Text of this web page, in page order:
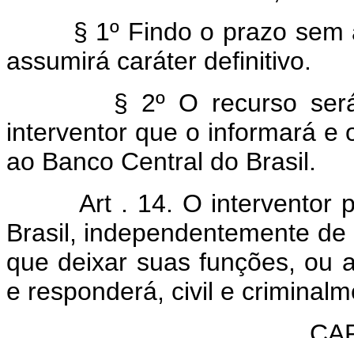
§ 1º Findo o prazo sem a
assumirá caráter definitivo.
§ 2º O recurso será
interventor que o informará e
ao Banco Central do Brasil.
Art . 14. O interventor
Brasil, independentemente
que deixar suas funções, ou
e responderá, civil e